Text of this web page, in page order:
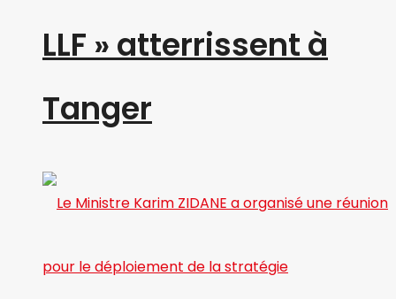
LLF » atterrissent à
Tanger